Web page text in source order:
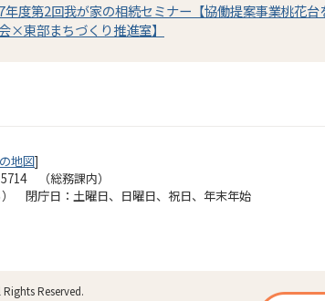
年度第2回我が家の相続セミナー【協働提案事業桃花台
×東部まちづくり推進室】
地図]
（総務課内）
） 閉庁日：土曜日、日曜日、祝日、年末年始
Reserved.